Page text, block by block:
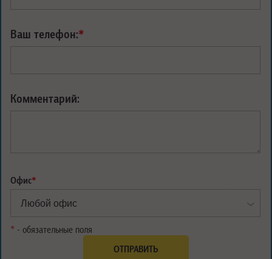
Ваш телефон:*
Комментарий:
Офис*
* - обязательные поля